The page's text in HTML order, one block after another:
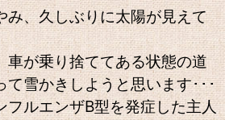
み、久しぶりに太陽が見えて
車が乗り捨ててある状態の道
て雪かきしようと思います･･･
フルエンザB型を発症した主人